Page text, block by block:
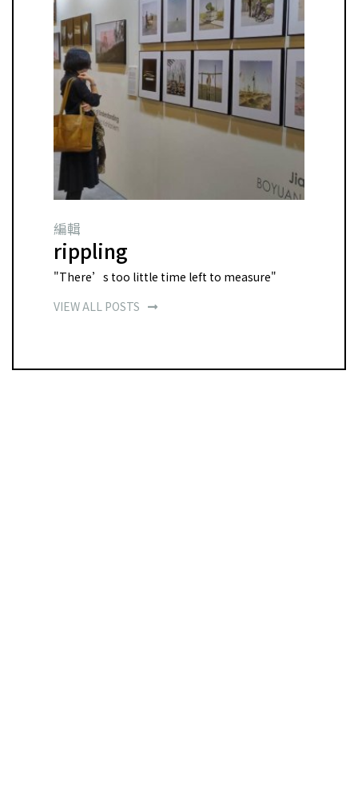
編輯
rippling
"There’s too little time left to measure"
VIEW ALL POSTS